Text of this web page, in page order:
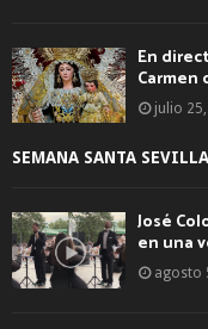
En
Carmen
julio
SEMANA SANTA SEVILLA
José
en una
agosto